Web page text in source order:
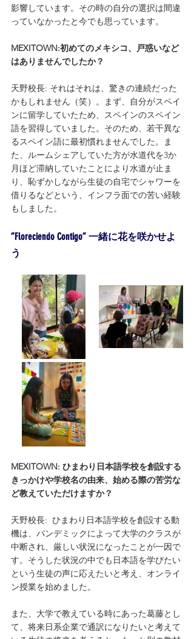
影響しています。その時の自分の選択は間違
っていなかったと今でも思っています。
MEXITOWN:初めてのメキシコ、戸惑いなど
はありませんでしたか？
天野校長: それはそれは、驚きの連続だった
かもしれません（笑）。まず、自分がスペイ
ンに留学していたため、スペインのスペイン
語を習得していました。そのため、若干異な
るスペイン語に最初慣れませんでした。ま
た、ルームシェアしていた方が水道代を3か
月ほど滞納していたことにより水道が止ま
り、恥ずかしながら生徒の自宅でシャワーを
借りるなどという、インフラ面での苦い経験
もしました。
”Floreciendo Contigo” 一緒に花を咲かせよ
う
MEXITOWN: ひまわり日本語学校を創設する
きっかけや学校名の由来、始める際の苦労な
ど教えていただけますか？
天野校長:  ひまわり日本語学校を創設する動
機は、パンデミックによって大学のクラスが
中断され、厳しい状況になったことが一因で
す。そうした状況の中でも日本語を学びたい
という生徒の声に応えたいと考え、オンライ
ン授業を始めました。
また、大学で教えている時にあった葛藤とし
て、将来日系企業で通訳になりたいと考えて